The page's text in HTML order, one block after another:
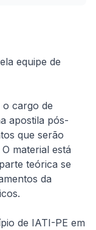
equipe de
cargo de
apostila pós-
que serão
material está
teórica se
da
de IATI-PE em